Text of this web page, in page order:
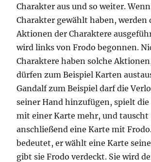
Charakter aus und so weiter.
Charakter gewählt haben, werden
Aktionen der Charaktere
wird links von Frodo begonnen.
Charaktere haben solche
dürfen zum Beispiel Karten
Gandalf zum Beispiel darf die
seiner Hand hinzufügen, spielt die
mit einer Karte mehr, und tauscht
anschließend eine Karte mit
bedeutet, er wählt eine Karte
gibt sie Frodo verdeckt. Sie wird